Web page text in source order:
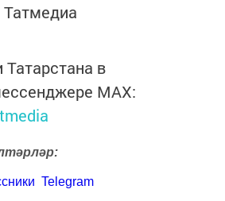
Татмедиа
Татарстана в
MАХ:
Telegram